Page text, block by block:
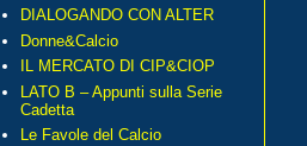
DIALOGANDO CON ALTER
Donne&Calcio
IL MERCATO DI CIP&CIOP
LATO B – Appunti sulla Serie
Cadetta
Le Favole del Calcio